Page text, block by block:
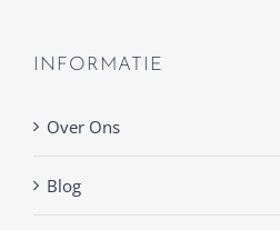
INFORMATIE
Over Ons
Blog